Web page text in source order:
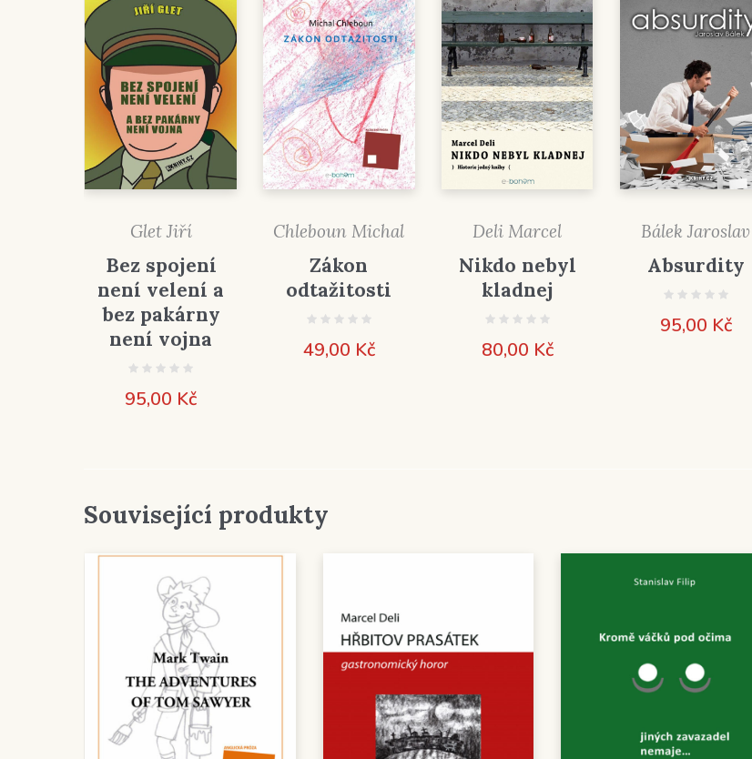
Glet Jiří
Bez spojení
není velení a
bez pakárny
není vojna
95,00 Kč
Chleboun Michal
Zákon
odtažitosti
49,00 Kč
Deli Marcel
Nikdo nebyl
kladnej
80,00 Kč
Bálek Jaroslav
Absurdity
95,00 Kč
Související produkty